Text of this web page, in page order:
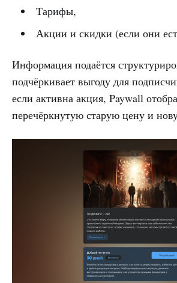
Тарифы,
Акции и скидки (если они
Информация подаётся
подчёркивает выгоду для
если активна акция, Paywall
перечёркнутую старую цену и